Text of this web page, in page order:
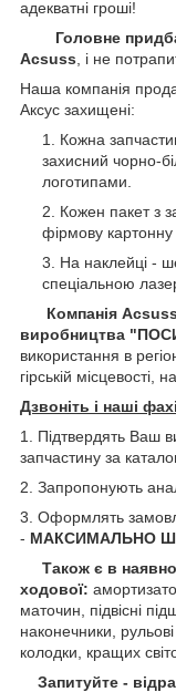
адекватні гроші!
Головне
Acsuss , і не
Наша компанія
Аксус захищені:
Кожна
захисний чорно-
логотипами.
Кожен пакет з
фірмову картонну
На наклейці -
спеціальною
Компанія Acsuss
виробництва
використання в
гірській місцевості,
Дзвоніть і наші
1. Підтвердять Ваш
запчастину за
2. Запропонують
3. Оформлять
- МАКСИМАЛЬНО
Також є в
ходової:
маточин, підвісні
наконечники, рульові
колодки, кращих
Запитуйте -